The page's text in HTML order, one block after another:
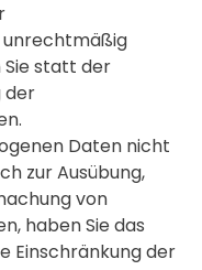
statt der
der
Daten nicht
zur Ausübung,
von
haben Sie das
Einschränkung der